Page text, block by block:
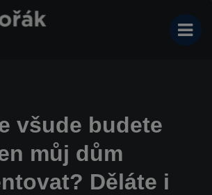
všude budete
můj dům
Děláte i